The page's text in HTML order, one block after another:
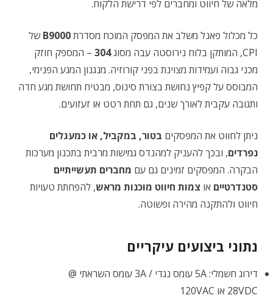
מלאה של חיווט ומחברים לפי דרישת הלקוח.
כל מכלול פאנל משלב את המפסק המוכח מסדרתB9000 של
CPI, המותקן בלוח נירוסטה עבה מסוג
304 – המספק חוזק
מכני גבוה ועמידות מצוינת בפני קורוזיה. מנגנון המגע הפנימי,
המבוסס על קפיץ נחושת בצורת סינוס, מבטיח תחושת מגע חדה
ותגובה עקבית לאורך שנים, גם תחת רטט או זעזועים.
ניתן לחווט את המפסקים בטור, במקביל, או כמעגלים
נפרדים, ובכך להעניק למהנדס גמישות מרבית בתכנון מערכות
הבקרה. המפסקים זמינים גם עם מחברים תעשייתיים
סטנדרטיים או צמות חיווט מוכנות מראש, להפחתת טעויות
חיווט ולהתקנה מהירה ופשוטה.
נתוני ביצועים עיקריים
דירוג חשמלי: ‎5A‎ עומס נגדי / ‎3A‎ עומס השראתי @
‎28VDC‎ או ‎120VAC‎